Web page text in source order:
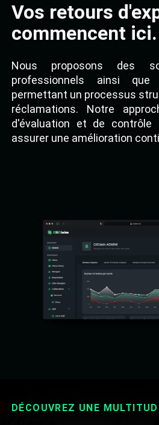
Vos retours
commencent ici.
Nous proposons des
professionnels ainsi
permettant un processus
réclamations. Notre
d'évaluation et de contrôle
assurer une amélioration
DÉCOUVREZ UNE